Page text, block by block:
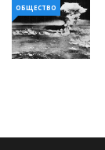
ОБЩЕСТВО